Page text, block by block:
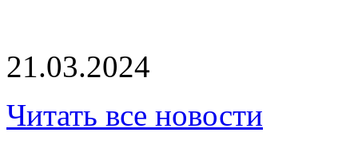
21.03.2024
Читать все новости